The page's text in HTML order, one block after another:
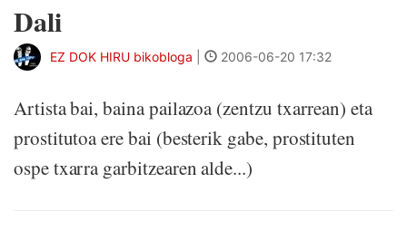
Dali
EZ DOK HIRU bikobloga 2006-06-20 17:32
Artista bai, baina pailazoa (zentzu txarrean) eta
prostitutoa ere bai (besterik gabe, prostituten
ospe txarra garbitzearen alde...)